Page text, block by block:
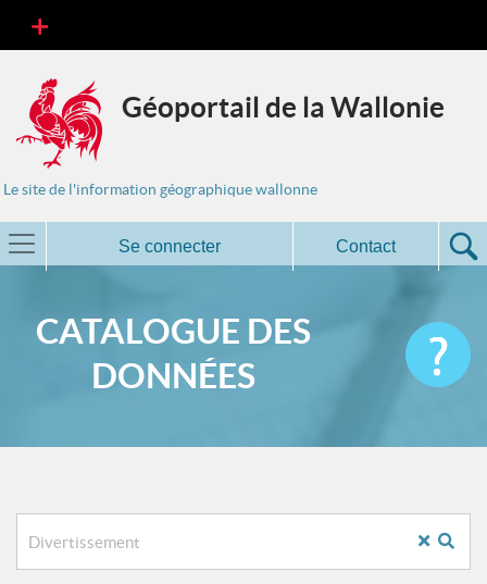
Géoportail de la Wallonie
Le site de l'information géographique wallonne
Se connecter Contact
CATALOGUE DES
DONNÉES